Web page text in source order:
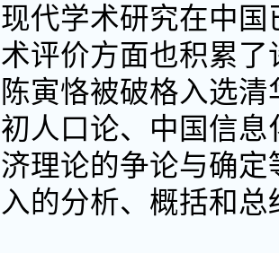
代学术研究在中
评价方面也积累
寅恪被破格入选
人口论、中国信
理论的争论与确
的分析、概括和